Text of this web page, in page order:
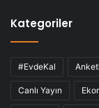
Kategoriler
#EvdeKal
Canlı Yayın